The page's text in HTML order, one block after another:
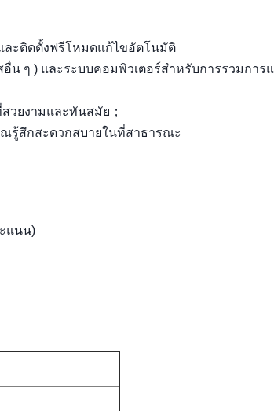
ละติดตั้งฟรีโหมดแก้ไขอัตโนมัติ
ๆ ) และระบบคอมพิวเตอร์สำหรับการรวมการ
วยงามและทันสมัย；
รู้สึกสะดวกสบายในที่สาธารณะ
แนน)